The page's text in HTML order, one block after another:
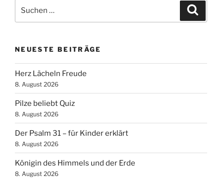
nach:
NEUESTE BEITRÄGE
Herz Lächeln Freude
8. August 2026
Pilze beliebt Quiz
8. August 2026
Der Psalm 31 – für Kinder erklärt
8. August 2026
Königin des Himmels und der Erde
8. August 2026